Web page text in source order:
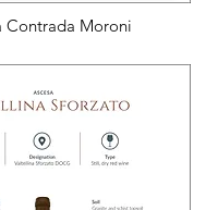
Contrada Moroni